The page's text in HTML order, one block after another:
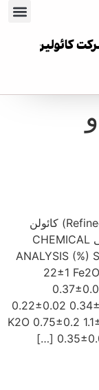
رکتکائولین
نسخه pdf (Products) محصولات (Refined Kaolin) کائولن
فرآوری شده KCCZ KCC KCR آنالیز شیمیایی CHEMICAL
ANALYSIS (%)
22±1
0.22±0.02
K2O 0.75±0.2